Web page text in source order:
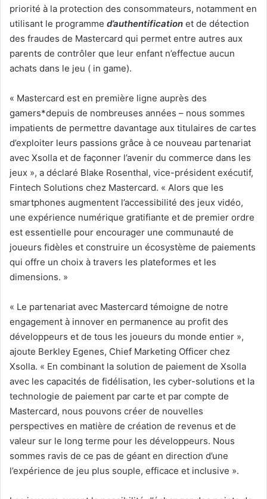
priorité à la protection des consommateurs, notamment en
utilisant le programme d’authentification et de détection
des fraudes de Mastercard qui permet entre autres aux
parents de contrôler que leur enfant n’effectue aucun
achats dans le jeu ( in game).
« Mastercard est en première ligne auprès des
gamers*depuis de nombreuses années – nous sommes
impatients de permettre davantage aux titulaires de cartes
d’exploiter leurs passions grâce à ce nouveau partenariat
avec Xsolla et de façonner l’avenir du commerce dans les
jeux », a déclaré Blake Rosenthal, vice-président exécutif,
Fintech Solutions chez Mastercard. « Alors que les
smartphones augmentent l’accessibilité des jeux vidéo,
une expérience numérique gratifiante et de premier ordre
est essentielle pour encourager une communauté de
joueurs fidèles et construire un écosystème de paiements
qui offre un choix à travers les plateformes et les
dimensions. »
« Le partenariat avec Mastercard témoigne de notre
engagement à innover en permanence au profit des
développeurs et de tous les joueurs du monde entier »,
ajoute Berkley Egenes, Chief Marketing Officer chez
Xsolla. « En combinant la solution de paiement de Xsolla
avec les capacités de fidélisation, les cyber-solutions et la
technologie de paiement par carte et par compte de
Mastercard, nous pouvons créer de nouvelles
perspectives en matière de création de revenus et de
valeur sur le long terme pour les développeurs. Nous
sommes ravis de ce pas de géant en direction d’une
l’expérience de jeu plus souple, efficace et inclusive ».